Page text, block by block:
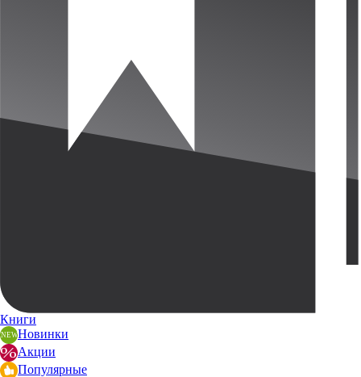
Книги
Новинки
Акции
Популярные